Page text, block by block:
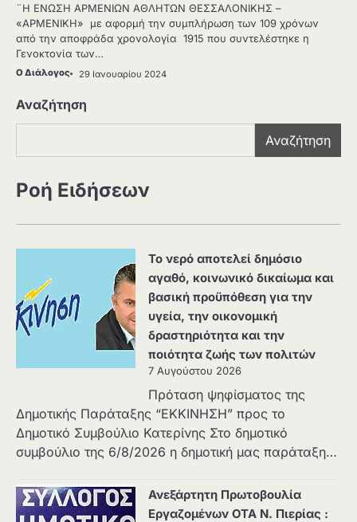
¨Η ΕΝΩΣΗ ΑΡΜΕΝΙΩΝ ΑΘΛΗΤΩΝ ΘΕΣΣΑΛΟΝΙΚΗΣ –
«ΑΡΜΕΝΙΚΗ» με αφορμή την συμπλήρωση των 109 χρόνων
από την αποφράδα χρονολογία 1915 που συντελέστηκε η
Γενοκτονία των…
Ο Διάλογος 29 Ιανουαρίου 2024
Αναζήτηση
Αναζήτηση
Ροή Ειδήσεων
Το νερό αποτελεί δημόσιο
αγαθό, κοινωνικό δικαίωμα και
βασική προϋπόθεση για την
υγεία, την οικονομική
δραστηριότητα και την
ποιότητα ζωής των πολιτών
7 Αυγούστου 2026
Πρόταση ψηφίσματος της
Δημοτικής Παράταξης “ΕΚΚΙΝΗΣΗ” προς το
Δημοτικό Συμβούλιο Κατερίνης Στο δημοτικό
συμβούλιο της 6/8/2026 η δημοτική μας παράταξη…
Ανεξάρτητη Πρωτοβουλία
Εργαζομένων ΟΤΑ Ν. Πιερίας :